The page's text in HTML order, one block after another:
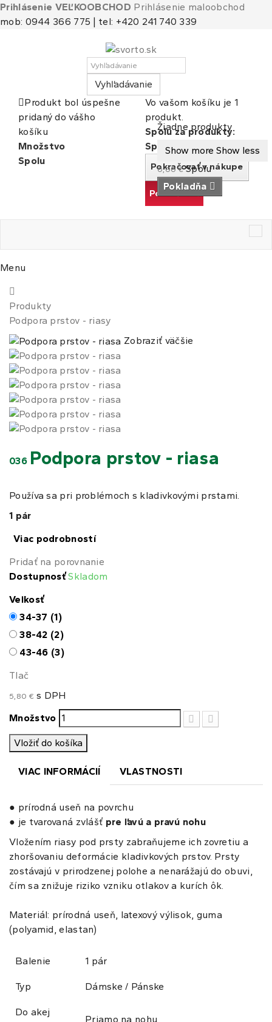
Prihlásenie VEĽKOOBCHOD Prihlásenie maloobchod
mob: 0944 366 775 | tel: +420 241 740 339
Vyhľadávanie
Košík
(prázdny)
Žiadne produkty
Show more Show less
0,00 € Spolu
Pokladňa
Produkt bol úspešne
pridaný do vášho
košíku
Množstvo
Spolu
Vo vašom košíku je 1
produkt.
Spolu za produkty:
Spolu
Pokračovať v nákupe
Pokračovať
Menu
Produkty
Podpora prstov - riasy
Zobraziť väčšie
036 Podpora prstov - riasa
Používa sa pri problémoch s kladivkovými prstami.
1 pár
Viac podrobností
Pridať na porovnanie
Dostupnosť Skladom
Veľkosť
34-37 (1)
38-42 (2)
43-46 (3)
Tlač
5,80 €s DPH
Množstvo
Vložiť do košíka
VIAC INFORMÁCIÍ VLASTNOSTI
● prírodná useň na povrchu
● je tvarovaná zvlášť pre ľavú a pravú nohu
Vložením riasy pod prsty zabraňujeme ich zovretiu a
zhoršovaniu deformácie kladivkových prstov. Prsty
zostávajú v prirodzenej polohe a nenarážajú do obuvi,
čím sa znižuje riziko vzniku otlakov a kurích ôk.
Materiál: prírodná useň, latexový výlisok, guma
(polyamid, elastan)
Balenie 1 pár
Typ Dámske / Pánske
Do akej
Priamo na nohu